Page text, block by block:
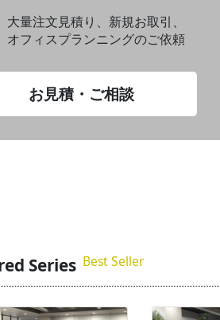
大量注文見積り、新規お取引、
オフィスプランニングのご依頼
お見積・ご相談
Series Best Seller